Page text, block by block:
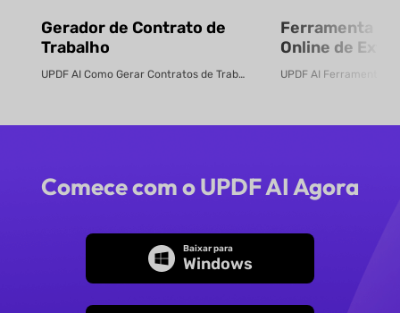
Gerador de Contrato de
Trabalho
UPDF AI Como Gerar Contratos de Trabalho Online Crie contratos de...
Ferramenta
Online de
Dados de
Comece com o UPDF AI Agora
Baixar para
Windows